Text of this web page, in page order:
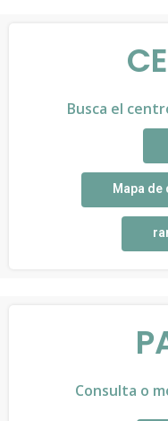
Busca el
Mapa
Consulta o